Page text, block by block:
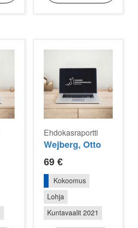
Ehdokasraportti
Wejberg, Otto
69 €
Kokoomus
Lohja
Kuntavaalit 2021